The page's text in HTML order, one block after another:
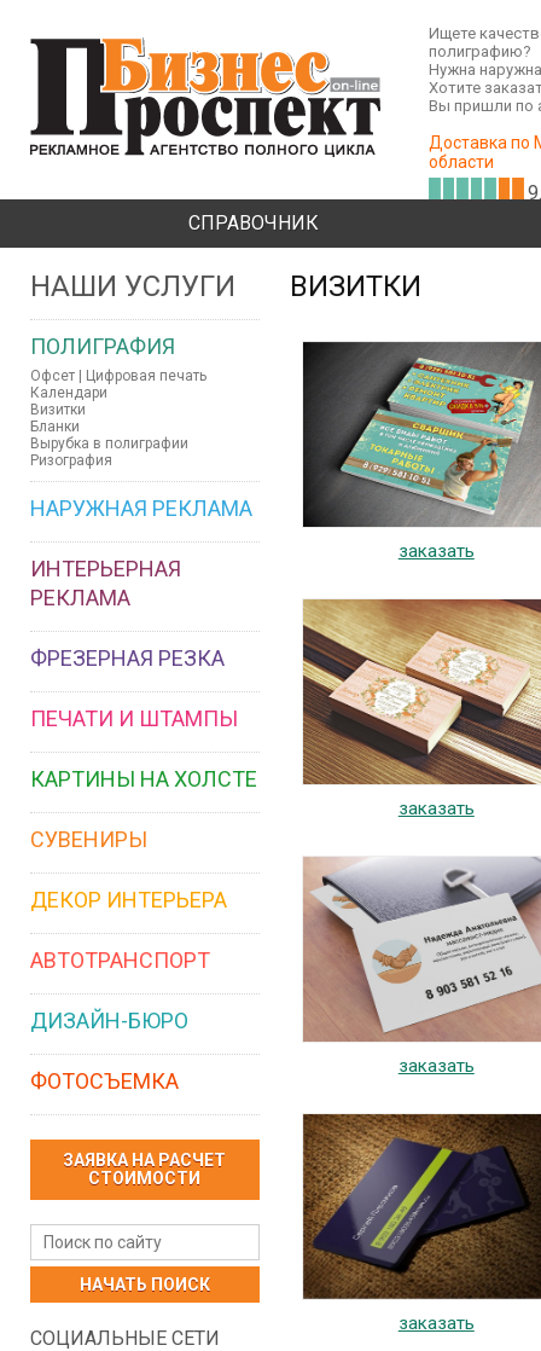
Ищете
полиграфию?
Нужна
Хотите
Вы пришли по
Доставка по
области
СПРАВОЧНИК
НАШИ УСЛУГИ
ПОЛИГРАФИЯ
Офсет | Цифровая печать
Календари
Визитки
Бланки
Вырубка в полиграфии
Ризография
НАРУЖНАЯ РЕКЛАМА
ИНТЕРЬЕРНАЯ
РЕКЛАМА
ФРЕЗЕРНАЯ РЕЗКА
ПЕЧАТИ И ШТАМПЫ
КАРТИНЫ НА ХОЛСТЕ
СУВЕНИРЫ
ДЕКОР ИНТЕРЬЕРА
АВТОТРАНСПОРТ
ДИЗАЙН-БЮРО
ФОТОСЪЕМКА
ЗАЯВКА НА РАСЧЕТ
СТОИМОСТИ
НАЧАТЬ ПОИСК
СОЦИАЛЬНЫЕ СЕТИ
ВИЗИТКИ
заказать
заказать
заказать
заказать